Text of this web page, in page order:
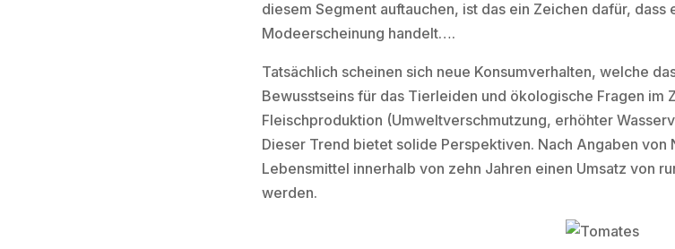
diesem Segment auftauchen, ist das ein Zeichen dafür,
Modeerscheinung handelt….
Tatsächlich scheinen sich neue Konsumverhalten, welche
Bewusstseins für das Tierleiden und ökologische Fragen im
Fleischproduktion (Umweltverschmutzung, erhöhter
Dieser Trend bietet solide Perspektiven. Nach Angaben
Lebensmittel innerhalb von zehn Jahren einen Umsatz von
werden.